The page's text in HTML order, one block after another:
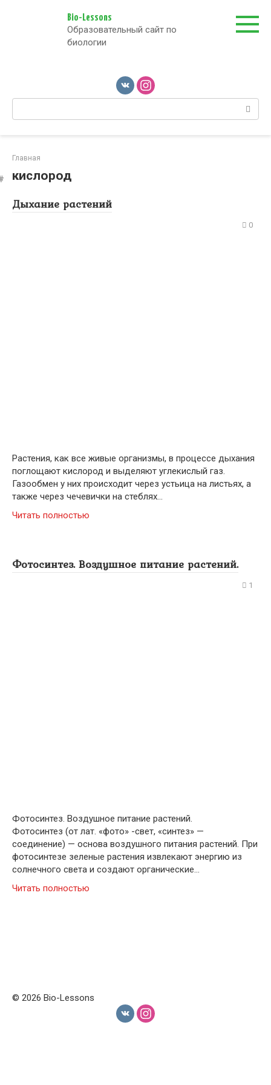
Bio-Lessons
Образовательный сайт по
биологии
Поиск:
Главная
кислород
Дыхание растений
0
Растения, как все живые организмы, в процессе дыхания
поглощают кислород и выделяют углекислый газ.
Газообмен у них происходит через устьица на листьях, а
также через чечевички на стеблях…
Читать полностью
Фотосинтез. Воздушное питание растений.
1
Фотосинтез. Воздушное питание растений.
Фотосинтез (от лат. «фото» -свет, «синтез» —
соединение) — основа воздушного питания растений. При
фотосинтезе зеленые растения извлекают энергию из
солнечного света и создают органические…
Читать полностью
© 2026 Bio-Lessons